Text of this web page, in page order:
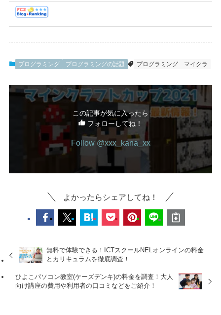
プログラミング プログラミングの話題 プログラミング マイクラ
この記事が気に入ったら
フォローしてね！
Follow @xxx_kana_xx
よかったらシェアしてね！
無料で体験できる！ICTスクールNELオンラインの料金
とカリキュラムを徹底調査！
ひよこパソコン教室(ケーズデンキ)の料金を調査！大人
向け講座の費用や利用者の口コミなどをご紹介！